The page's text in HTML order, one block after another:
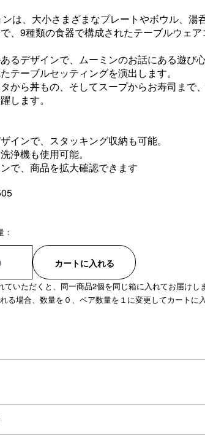
ンは、大小さまざまなプレートやボウル、湯
、9種類の食器で構成されたテーブルウェア
るデザインで、ムーミンのお話にある遊び
テーブルセッティングを演出します。
から丼もの、そしてスープからお寿司まで
します。
インで、スタッキング収納も可能。
浄機も使用可能。
で、商品を拡大確認できます
カートに入れる
ていただくと、同一商品2個を同じ箱に入れてお届けし
る場合、数量を０、ペア数量を１に変更してカートに